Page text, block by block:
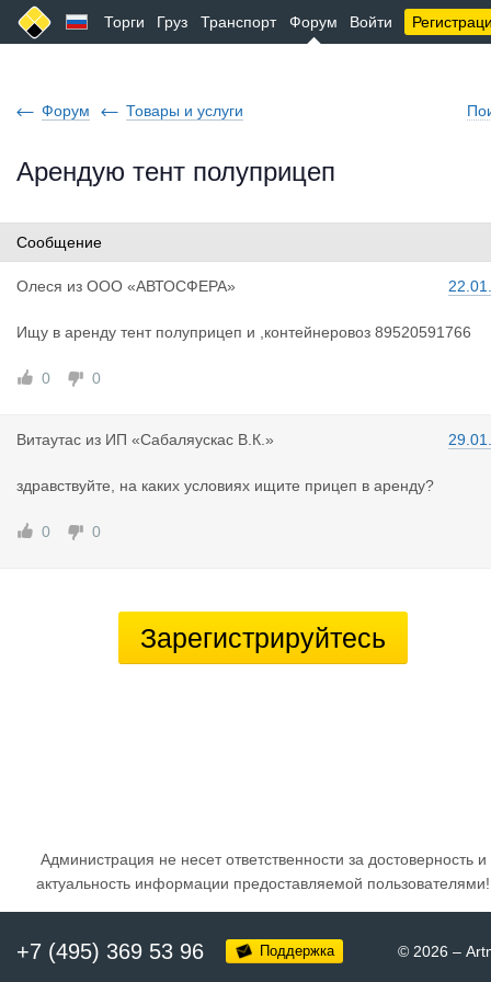
Торги Груз Транспорт Форум Войти
Форум Товары и услуги
Арендую тент полуприцеп
Сообщение
Олеся из ООО «АВТОСФЕРА»
Ищу в аренду тент полуприцеп и ,контейнеровоз 89520591766
0 0
Витаутас из ИП «Сабаляускас В.К.»
здравствуйте, на каких условиях ищите прицеп в аренду?
0 0
Зарегистрируйтесь
Администрация не несет ответственности за достоверность и
актуальность информации предоставляемой пользователями!
+7 (495) 369 53 96 Поддержка © 2026 –